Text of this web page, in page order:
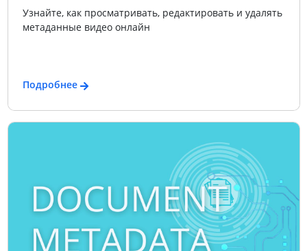
Узнайте, как просматривать, редактировать и удалять
метаданные видео онлайн
Подробнее